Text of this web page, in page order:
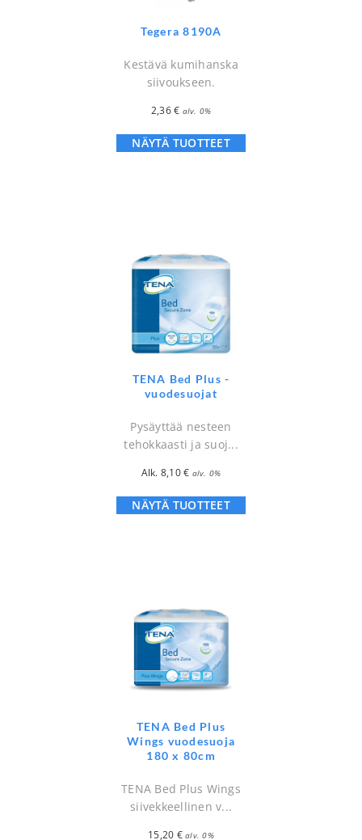
Tegera 8190A
Kestävä kumihanska
siivoukseen.
2,36€ alv. 0%
NÄYTÄ TUOTTEET
TENA Bed Plus -
vuodesuojat
Pysäyttää nesteen
tehokkaasti ja suoj...
Alk. 8,10€ alv. 0%
NÄYTÄ TUOTTEET
TENA Bed Plus
Wings vuodesuoja
180 x 80cm
TENA Bed Plus Wings
siivekkeellinen v...
15,20 € alv. 0%